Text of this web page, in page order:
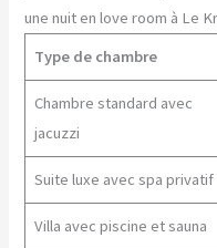
une nuit en love room à Le
Type de chambre
Chambre standard avec
jacuzzi
Suite luxe avec spa privatif
Villa avec piscine et sauna